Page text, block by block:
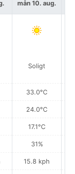
mån 10. aug.
Soligt
33.0°C
24.0°C
17.1°C
31%
15.8 kph